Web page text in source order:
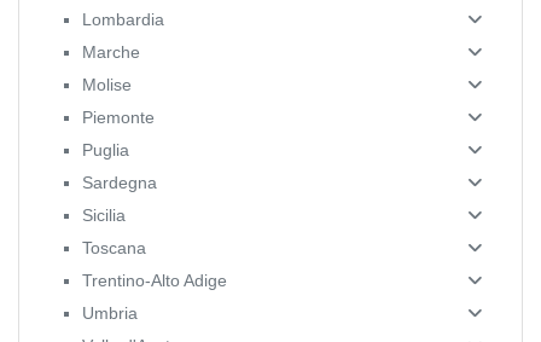
Lombardia
Marche
Molise
Piemonte
Puglia
Sardegna
Sicilia
Toscana
Trentino-Alto Adige
Umbria